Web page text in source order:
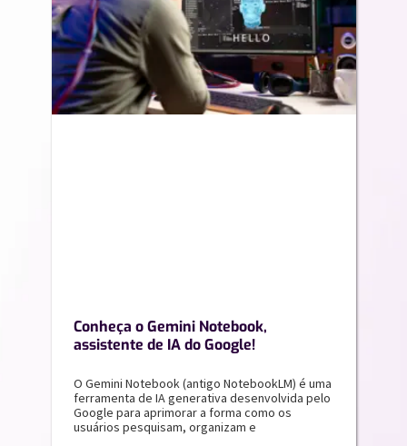
Conheça o Gemini Notebook,
assistente de IA do Google!
O Gemini Notebook (antigo NotebookLM) é uma
ferramenta de IA generativa desenvolvida pelo
Google para aprimorar a forma como os
usuários pesquisam, organizam e